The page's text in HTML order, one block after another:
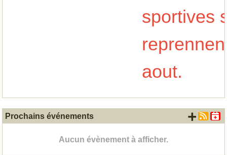
sportives
aout.
Prochains événements
Aucun évènement à afficher.
+